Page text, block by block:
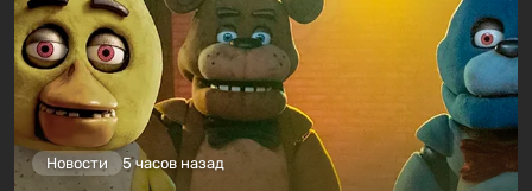
Новости 5 часов назад